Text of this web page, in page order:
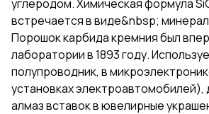
углеродом. Химическая формула
встречается в виде&nbsp;
Порошок карбида кремния был
лаборатории в 1893 году.
полупроводник, в
установках
алмаз вставок в ювелирные